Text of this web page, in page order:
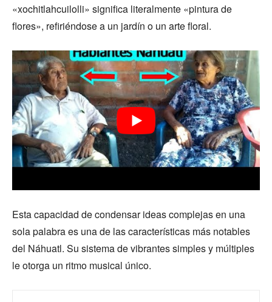
«xochitlahcuilolli» significa literalmente «pintura de
flores», refiriéndose a un jardín o un arte floral.
Esta capacidad de condensar ideas complejas en una
sola palabra es una de las características más notables
del Náhuatl. Su sistema de vibrantes simples y múltiples
le otorga un ritmo musical único.